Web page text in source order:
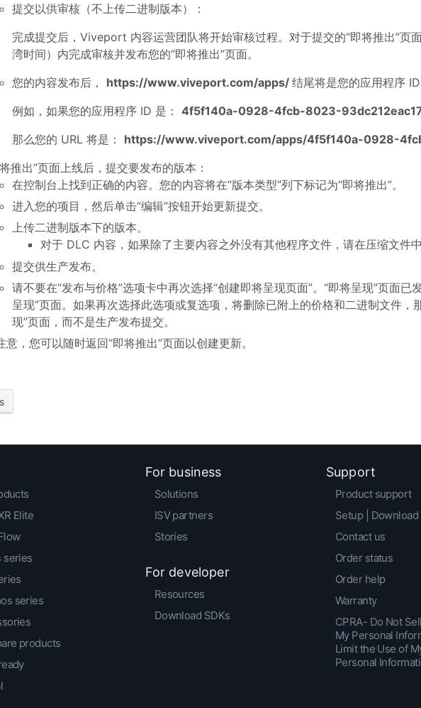
提交以供审核（不上传二进制版本）：
完成提交后，Viveport 内容运营团队将开始审核过程。对于提交的“即将推出”页
湾时间）内完成审核并发布您的“即将推出”页面。
您的内容发布后， https://www.viveport.com/apps/ 结尾将是您的应用程序 ID
例如，如果您的应用程序 ID 是： 4f5f140a-0928-4fcb-8023-
那么您的 URL 将是： https://www.viveport.com/apps/4f5f140a-0928-
推出”页面上线后，提交要发布的版本：
在控制台上找到正确的内容。您的内容将在“版本类型”列下标记为“即将推出”。
进入您的项目，然后单击“编辑”按钮开始更新提交。
上传二进制版本下的版本。
对于 DLC 内容，如果除了主要内容之外没有其他程序文件，请在压缩文件
提交供生产发布。
请不要在“发布与价格”选项卡中再次选择“创建即将呈现页面”。“即将呈现”页面
呈现”页面。如果再次选择此选项或复选项，将删除已附上的价格和二进制文件，
现”页面，而不是生产发布提交。
意，您可以随时返回“即将推出”页面以创建更新。
Elite
series
series
products
For business
Solutions
ISV partners
Stories
For developer
Resources
Download SDKs
Support
Product support
Setup | Download
Contact us
Order status
Order help
Warranty
CPRA- Do Not
My Personal
Limit the Use of
Personal